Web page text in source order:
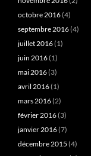
octobre 2016(4)
septembre 2016(4)
juillet 2016(1)
juin 2016(1)
mai 2016(3)
avril 2016(1)
mars 2016(2)
février 2016(3)
janvier 2016(7)
décembre 2015 (4)